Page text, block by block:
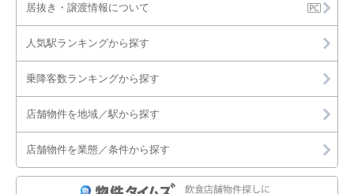
居抜き・譲渡情報について
人気駅ランキングから探す
乗降客数ランキングから探す
店舗物件を地域／駅から探す
店舗物件を業態／条件から探す